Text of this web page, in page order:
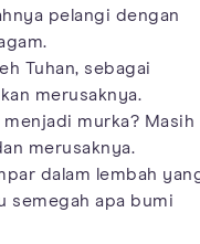
pelangi dengan
Tuhan, sebagai
merusaknya.
murka? Masih
merusaknya.
dalam lembah
semegah apa bumi